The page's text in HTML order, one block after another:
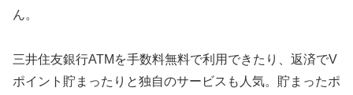
ん。
三井住友銀行ATMを手数料無料で利用できたり、返済でV
ポイント貯まったりと独自のサービスも人気。貯まったポ